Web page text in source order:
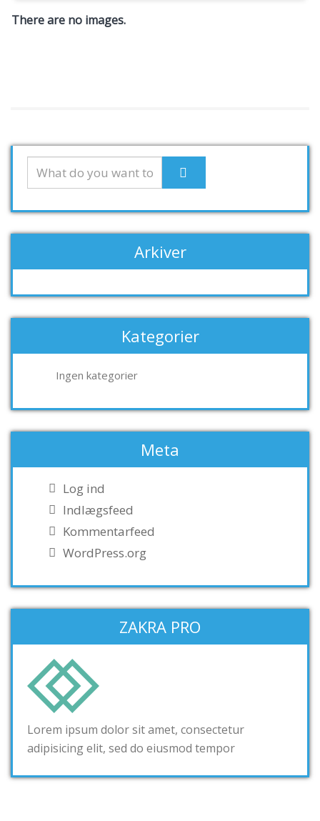
There are no images.
Arkiver
Kategorier
Ingen kategorier
Meta
Log ind
Indlægsfeed
Kommentarfeed
WordPress.org
ZAKRA PRO
Lorem ipsum dolor sit amet, consectetur
adipisicing elit, sed do eiusmod tempor